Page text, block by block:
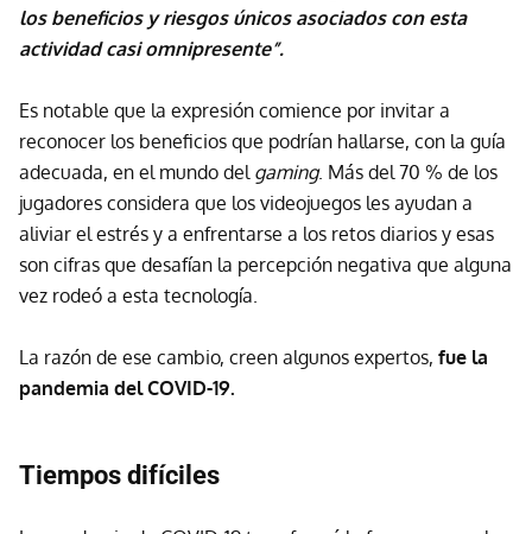
los beneficios y riesgos únicos asociados con esta
actividad casi omnipresente”.
Es notable que la expresión comience por invitar a
reconocer los beneficios que podrían hallarse, con la guía
adecuada, en el mundo del gaming. Más del 70 % de los
jugadores considera que los videojuegos les ayudan a
aliviar el estrés y a enfrentarse a los retos diarios y esas
son cifras que desafían la percepción negativa que alguna
vez rodeó a esta tecnología.
La razón de ese cambio, creen algunos expertos, fue la
pandemia del COVID-19.
Tiempos difíciles